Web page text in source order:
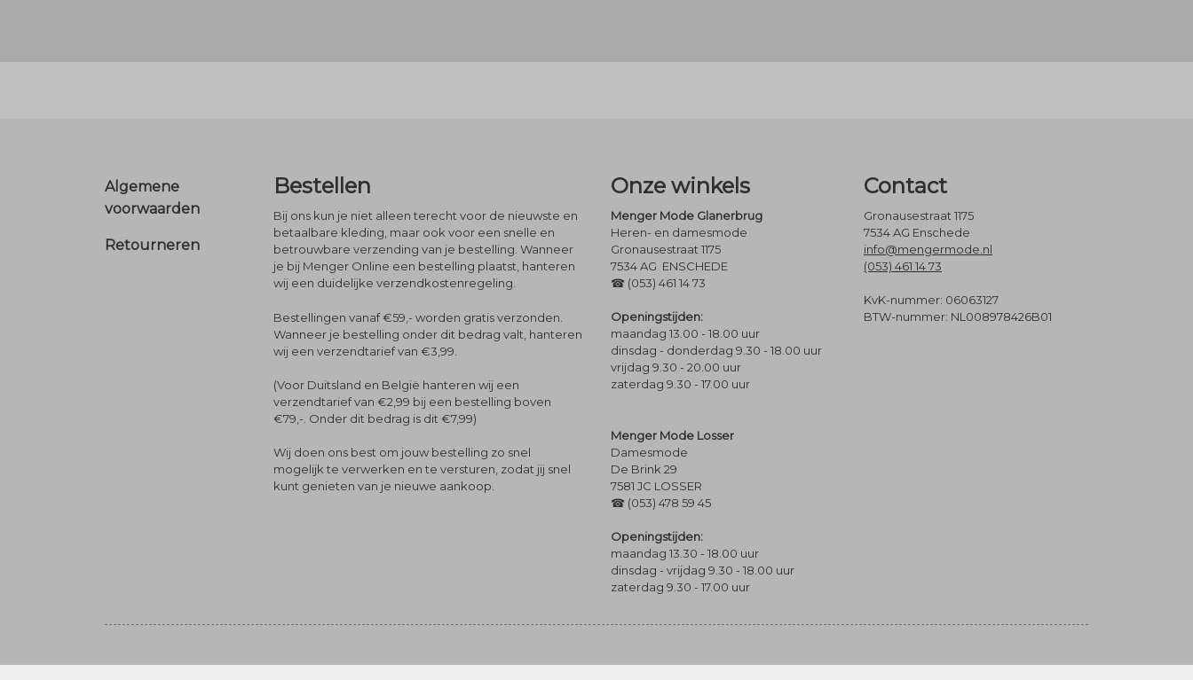
Footer
Algemene
voorwaarden
Retourneren
Bestellen
Bij ons kun je niet alleen terecht voor de nieuwste en
betaalbare kleding, maar ook voor een snelle en
betrouwbare verzending van je bestelling. Wanneer
je bij Menger Online een bestelling plaatst, hanteren
wij een duidelijke verzendkostenregeling.
Bestellingen vanaf €59,- worden gratis verzonden.
Wanneer je bestelling onder dit bedrag valt, hanteren
wij een verzendtarief van €3,99.
(Voor Duitsland en België hanteren wij een
verzendtarief van €2,99 bij een bestelling boven
€79,-. Onder dit bedrag is dit €7,99)
Wij doen ons best om jouw bestelling zo snel
mogelijk te verwerken en te versturen, zodat jij snel
kunt genieten van je nieuwe aankoop.
Onze winkels
Menger Mode Glanerbrug
Heren- en damesmode
Gronausestraat 1175
7534 AG ENSCHEDE
☎ (053) 461 14 73
Openingstijden:
maandag 13.00 - 18.00 uur
dinsdag - donderdag 9.30 - 18.00 uur
vrijdag 9.30 - 20.00 uur
zaterdag 9.30 - 17.00 uur
Menger Mode Losser
Damesmode
De Brink 29
7581 JC LOSSER
☎ (053) 478 59 45
Openingstijden:
maandag 13.30 - 18.00 uur
dinsdag - vrijdag 9.30 - 18.00 uur
zaterdag 9.30 - 17.00 uur
Contact
Gronausestraat 1175
7534 AG Enschede
info@mengermode.nl
(053) 461 14 73
KvK-nummer: 06063127
BTW-nummer: NL008978426B01